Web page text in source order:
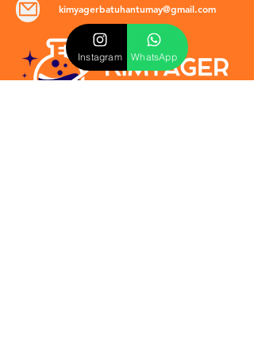
kimyagerbatuhantumay@gmail.com
Instagram WhatsApp